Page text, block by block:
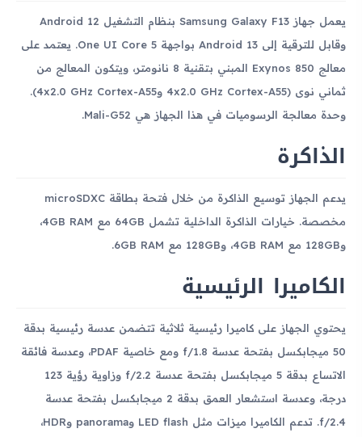
يعمل جهاز Samsung Galaxy F13 بنظام التشغيل Android 12
وقابل للترقية إلى Android 13 بواجهة One UI Core 5. يعتمد على
معالج Exynos 850 المبني بتقنية 8 نانومتر، ويتكون المعالج من
ثماني نوى (4x2.0 GHz Cortex-A55 و4x2.0 GHz Cortex-A55).
وحدة معالجة الرسوميات في هذا الجهاز هي Mali-G52.
الذاكرة
يدعم الجهاز توسيع الذاكرة من خلال فتحة بطاقة microSDXC
مخصصة. خيارات الذاكرة الداخلية تشمل 64GB مع 4GB RAM،
و128GB مع 4GB RAM، و128GB مع 6GB RAM.
الكاميرا الرئيسية
يحتوي الجهاز على كاميرا رئيسية ثلاثية تتضمن عدسة رئيسية بدقة
50 ميجابكسل بفتحة عدسة f/1.8 ومع خاصية PDAF، وعدسة فائقة
الاتساع بدقة 5 ميجابكسل بفتحة عدسة f/2.2 وزاوية رؤية 123
درجة، وعدسة استشعار العمق بدقة 2 ميجابكسل بفتحة عدسة
f/2.4. تدعم الكاميرا ميزات مثل LED flash وpanorama وHDR،